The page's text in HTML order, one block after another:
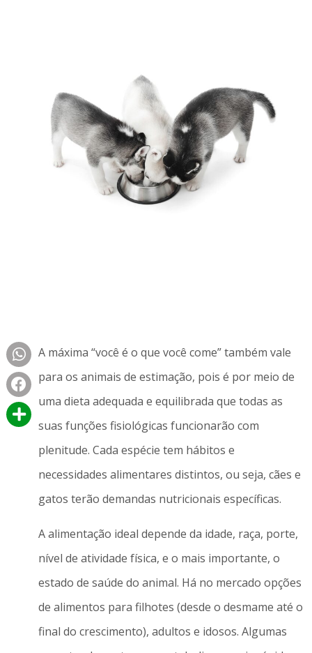
A máxima “você é o que você come” também vale
para os animais de estimação, pois é por meio de
uma dieta adequada e equilibrada que todas as
suas funções fisiológicas funcionarão com
plenitude. Cada espécie tem hábitos e
necessidades alimentares distintos, ou seja, cães e
gatos terão demandas nutricionais específicas.
A alimentação ideal depende da idade, raça, porte,
nível de atividade física, e o mais importante, o
estado de saúde do animal. Há no mercado opções
de alimentos para filhotes (desde o desmame até o
final do crescimento), adultos e idosos. Algumas